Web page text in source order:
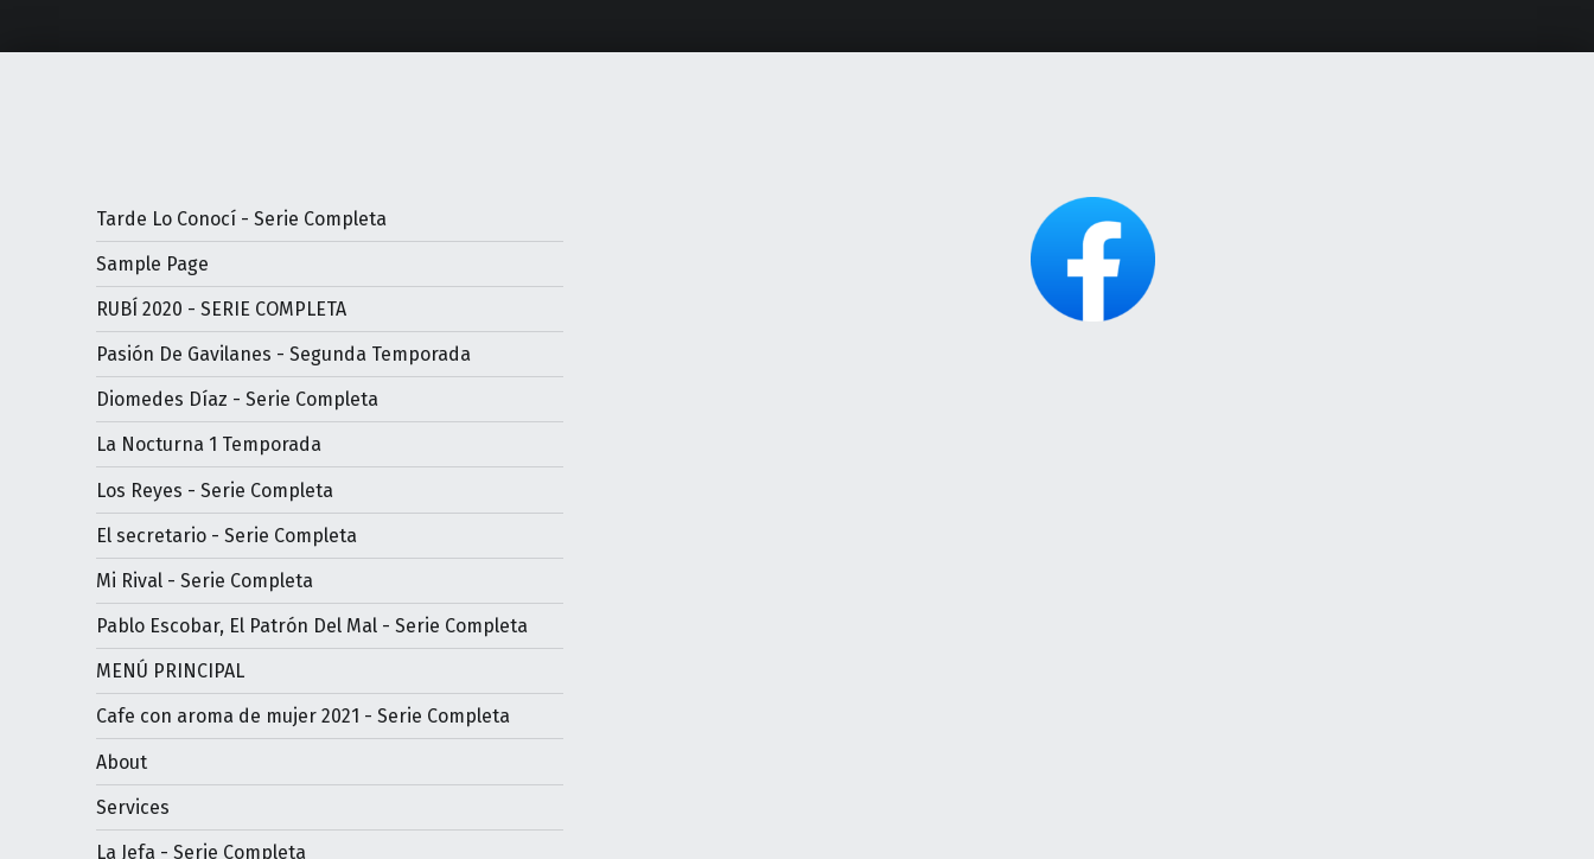
Tarde Lo Conocí - Serie Completa
Sample Page
RUBÍ 2020 - SERIE COMPLETA
Pasión De Gavilanes - Segunda Temporada
Diomedes Díaz - Serie Completa
La Nocturna 1 Temporada
Los Reyes - Serie Completa
El secretario - Serie Completa
Mi Rival - Serie Completa
Pablo Escobar, El Patrón Del Mal - Serie Completa
MENÚ PRINCIPAL
Cafe con aroma de mujer 2021 - Serie Completa
About
Services
La Jefa - Serie Completa